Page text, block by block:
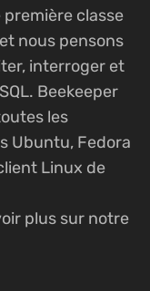
classe
nous pensons
interroger et
Beekeeper
les
Ubuntu, Fedora
Linux de
plus sur notre